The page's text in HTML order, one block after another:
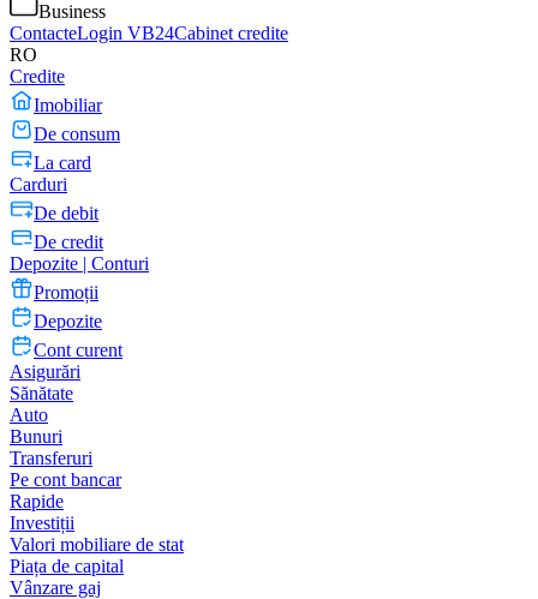
Business
ContacteLogin VB24Cabinet credite
RO
Credite
Imobiliar
De consum
La card
Carduri
De debit
De credit
Depozite | Conturi
Promoții
Depozite
Cont curent
Asigurări
Sănătate
Auto
Bunuri
Transferuri
Pe cont bancar
Rapide
Investiții
Valori mobiliare de stat
Piața de capital
Vânzare gaj